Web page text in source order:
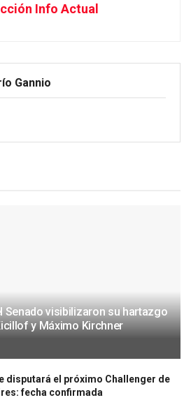
Info Actual
Gannio
Senado visibilizaron su hartazgo
y Máximo Kirchner
disputará el próximo Challenger de
fecha confirmada